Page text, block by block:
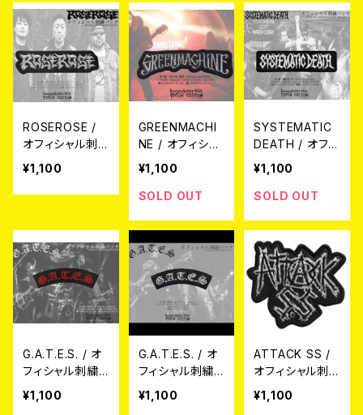
ROSEROSE /
オフィシャル刺
繍パッチ（Log
o）
¥1,100
GREENMACHI
NE / オフィシャ
ル刺繍パッチ（L
ogo）
¥1,100
SOLD OUT
SYSTEMATIC
DEATH / オフィ
シャル刺繍パッ
チ(Logo 1)
¥1,100
SOLD OUT
G.A.T.E.S. / オ
フィシャル刺繍
パッチ (限定赤
刺繍)
¥1,100
G.A.T.E.S. / オ
フィシャル刺繍
パッチ
¥1,100
ATTACK SS /
オフィシャル刺
繍パッチ
¥1,100